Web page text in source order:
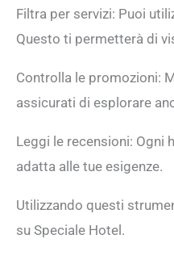
Filtra per servizi: Puoi
Questo ti permetterà di
Controlla le promozioni:
assicurati di esplorare
Leggi le recensioni: Ogni
adatta alle tue esigenze.
Utilizzando questi
su Speciale Hotel.